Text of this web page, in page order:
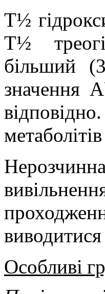
T½
T½
більший
значення
Особливі